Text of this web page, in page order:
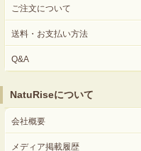
ご注文について
送料・お支払い方法
Q&A
NatuRiseについて
会社概要
メディア掲載履歴